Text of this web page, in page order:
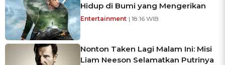
Hidup di Bumi yang Mengerikan
Entertainment | 18:16 WIB
Nonton Taken Lagi Malam Ini: Misi
Liam Neeson Selamatkan Putrinya